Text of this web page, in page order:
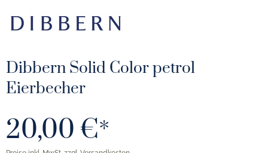
Dibbern Solid Color petrol
Eierbecher
20,00 €*